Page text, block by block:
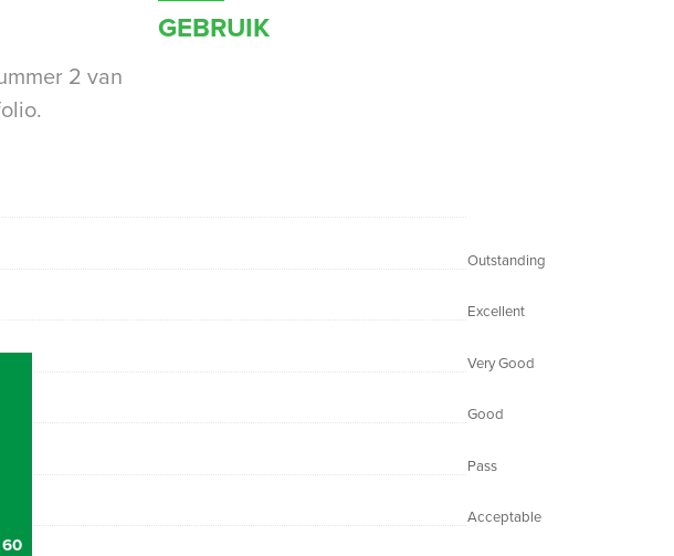
2 van
GEBRUIK
Acceptable
Pass
Good
Very Good
Excellent
Outstanding
60